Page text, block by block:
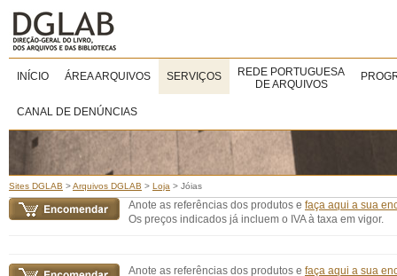
INÍCIO ÁREA ARQUIVOS SERVIÇOS
REDE PORTUGUESA
DE ARQUIVOS
CANAL DE DENÚNCIAS
Sites DGLAB >Arquivos DGLAB > Loja > Jóias
Anote as referências dos produtos e faça aqui a sua
Os preços indicados já incluem o IVA à taxa em vigor.
Anote as referências dos produtos e faça aqui a sua